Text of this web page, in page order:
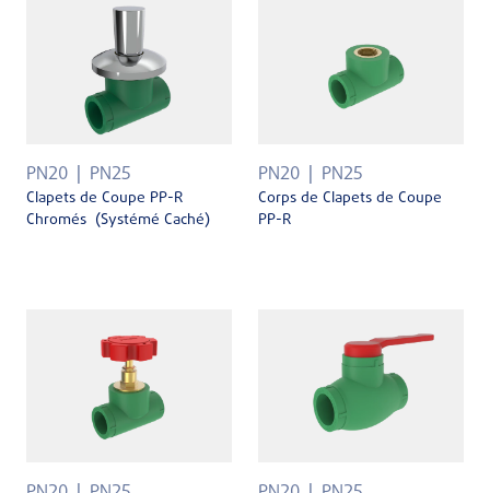
PN20 PN25
Clapets de Coupe PP-R
Chromés (Systémé Caché)
PN20 PN25
Corps de Clapets de Coupe
PP-R